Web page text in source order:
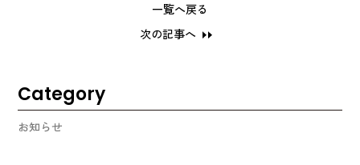
Category
お知らせ
一覧へ戻る
次の記事へ